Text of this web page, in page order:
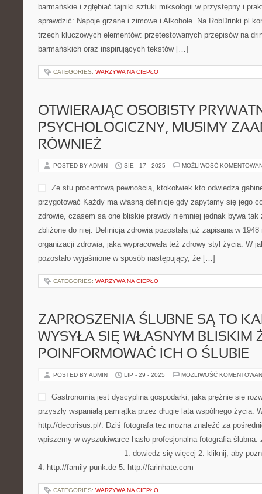
barmańskie i zgłębiać tajniki sztuki miksologii w przystępny i
sprawdzić: Napoje grzane i zimowe i Alkohole. Na RobDrinki.pl
trzech kluczowych elementów: przetestowanych przepisów na
barmańskich oraz inspirujących tekstów […]
CATEGORIES: WARZYWA NA CIEPŁO
OTWIERAJĄC OSOBISTY
PSYCHOLOGICZNY, MUSIMY
RÓWNIEŻ
POSTED BY ADMIN SIE - 17 - 2025 MOŻLIWOŚĆ
Ze stu procentową pewnością, ktokolwiek kto odwiedza
przygotować Każdy ma własną definicje gdy zapytamy się jego
zdrowie, czasem są one bliskie prawdy niemniej jednak bywa
zbliżone do niej. Definicja zdrowia pozostała już zapisana w
organizacji zdrowia, jaka wypracowała też zdrowy styl życia. W
pozostało wyjaśnione w sposób następujący, że […]
CATEGORIES: WARZYWA NA CIEPŁO
ZAPROSZENIA ŚLUBNE SĄ TO
WYSYŁA SIĘ WŁASNYM BLISKIM
POINFORMOWAĆ ICH O ŚLUBIE
POSTED BY ADMIN LIP - 29 - 2025 MOŻLIWOŚĆ
Gastronomia jest dyscypliną gospodarki, jaka prężnie się
przyszły wspaniałą pamiątką przez długie lata wspólnego życia.
http://decorisus.pl/. Dziś fotografa też można znaleźć za
wpiszemy w wyszukiwarce hasło profesjonalna fotografia ślubna.
——————————— 1. dowiedz się więcej 2. kliknij, aby poznać
4. http://family-punk.de 5. http://farinhate.com
CATEGORIES: WARZYWA NA CIEPŁO